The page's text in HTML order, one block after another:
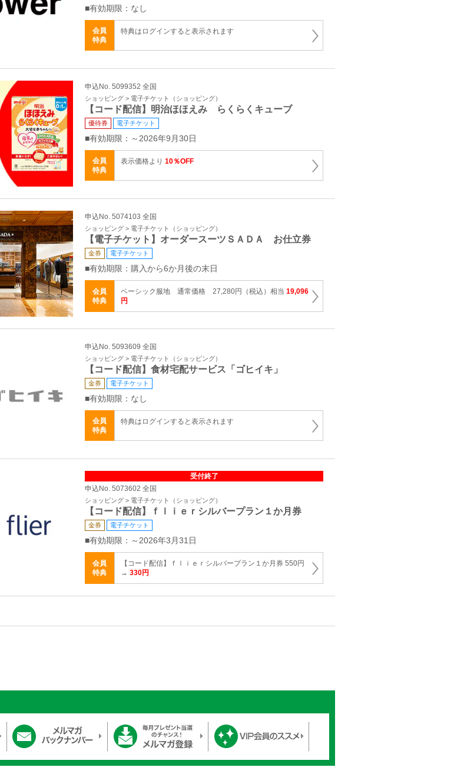
■有効期限：なし
会員
特典
特典はログインすると表示されます
申込No. 5099352 全国
ショッピング > 電子チケット（ショッピング）
【コード配信】明治ほほえみ らくらくキューブ
優待券 電子チケット
■有効期限：～2026年9月30日
会員
特典
表示価格より 10％OFF
申込No. 5074103 全国
ショッピング > 電子チケット（ショッピング）
【電子チケット】オーダースーツＳＡＤＡ お仕立券
金券 電子チケット
■有効期限：購入から6か月後の末日
会員
特典
ベーシック服地 通常価格 27,280円（税込）相当 19,096
円
申込No. 5093609 全国
ショッピング > 電子チケット（ショッピング）
【コード配信】食材宅配サービス「ゴヒイキ」
金券 電子チケット
■有効期限：なし
会員
特典
特典はログインすると表示されます
受付終了
申込No. 5073602 全国
ショッピング > 電子チケット（ショッピング）
【コード配信】ｆｌｉｅｒシルバープラン１か月券
金券 電子チケット
■有効期限：～2026年3月31日
会員
特典
【コード配信】ｆｌｉｅｒシルバープラン１か月券 550円
→ 330円